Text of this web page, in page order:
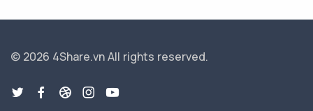
© 2026 4Share.vnAll rights reserved.